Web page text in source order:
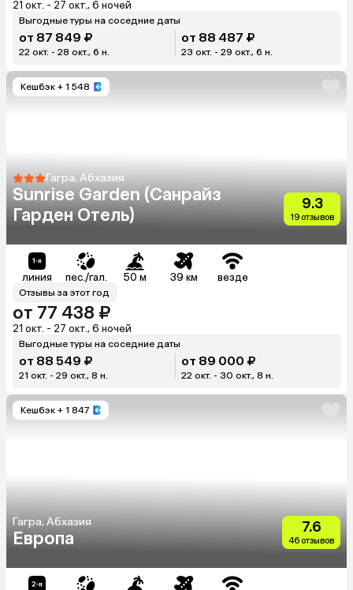
21 окт. - 27 окт., 6 ночей
Выгодные туры на соседние даты
от 87 849 ₽
22 окт. - 28 окт., 6 н.
от 88 487 ₽
23 окт. - 29 окт., 6 н.
Кешбэк + 1 548
Гагра, Абхазия
Sunrise Garden (Санрайз
Гарден Отель)
9.3
19 отзывов
линия пес./гал. 50 м 39 км везде
Отзывы за этот год
от 77 438 ₽
21 окт. - 27 окт., 6 ночей
Выгодные туры на соседние даты
от 88 549 ₽
21 окт. - 29 окт., 8 н.
от 89 000 ₽
22 окт. - 30 окт., 8 н.
Кешбэк + 1 847
Гагра, Абхазия
Европа
7.6
46 отзывов